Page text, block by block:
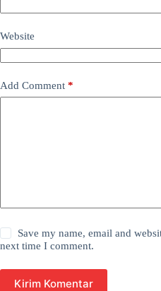
Website
Add Comment *
Save my name, email and
next time I comment.
Kirim Komentar